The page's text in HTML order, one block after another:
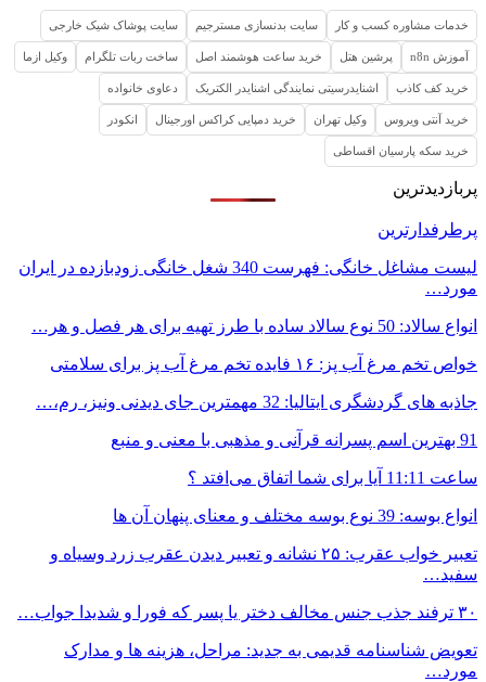
خدمات مشاوره کسب و کار سایت بدنسازی مسترجیم سایت پوشاک شیک خارجی
آموزش n8n پرشین هتل خرید ساعت هوشمند اصل ساخت ربات تلگرام وکیل ازما
خرید کف کاذب اشنایدرسیتی نمایندگی اشنایدر الکتریک دعاوی خانواده
خرید آنتی ویروس وکیل تهران خرید دمپایی کراکس اورجینال انکودر
خرید سکه پارسیان اقساطی
پربازدیدترین
پرطرفدارترین
لیست مشاغل خانگی: فهرست 340 شغل خانگی زودبازده در ایران
مورد…
انواع سالاد: 50 نوع سالاد ساده با طرز تهیه برای هر فصل و هر…
خواص تخم مرغ آب پز: ۱۶ فایده تخم مرغ آب پز برای سلامتی
جاذبه های گردشگری ایتالیا: 32 مهمترین جای دیدنی ونیز، رم،…
91 بهترین اسم پسرانه قرآنی و مذهبی با معنی و منبع
ساعت 11:11 آیا برای شما اتفاق می‌افتد ؟
انواع بوسه: 39 نوع بوسه مختلف و معنای پنهان آن ها
تعبیر خواب عقرب: ۲۵ نشانه و تعبیر دیدن عقرب زرد وسیاه و
سفید…
۳۰ ترفند جذب جنس مخالف دختر یا پسر که فورا و شدیدا جواب…
تعویض شناسنامه قدیمی به جدید: مراحل، هزینه ها و مدارک
مورد…